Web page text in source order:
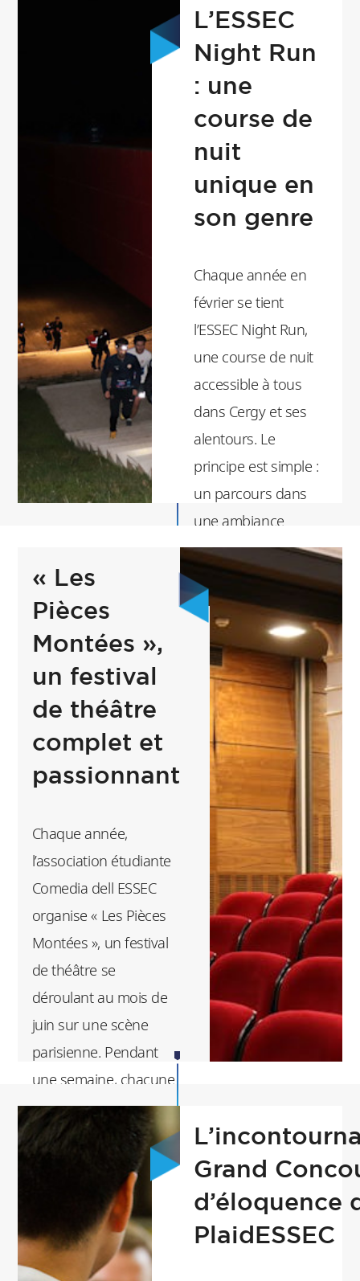
jours, autour de deux
ESSEC valorise les 4
et festif autour des
valeurs véhiculées par
le raid, l’ancrage de
l’ESSEC dans le Val
d’Oise et
l’approfondissement
d’une démarche
responsable et handi-
L’ESSEC
Night Run
: une
course de
nuit
unique en
son genre
Chaque année en
février se tient
l’ESSEC Night Run,
une course de nuit
accessible à tous
dans Cergy et ses
alentours. Le
principe est simple :
un parcours dans
une ambiance
sportive et festive
avec des distances
adaptées à toutes et
tous (8 ou 15 km).
L’ESSEC Night Run a
vocation à accueillir
et rassembler tout le
monde, sportifs
confirmés comme
amateurs. Organisé
par l’association
étudiante Raid
ESSEC, cet
événement s’inscrit
dans une série de
rendez-vous autour
l’association
organise chaque
année.
plus
« Les
Pièces
Montées »,
un festival
de théâtre
complet et
passionnant
Chaque année,
l’association étudiante
Comedia dell ESSEC
organise « Les Pièces
Montées », un festival
de théâtre se
déroulant au mois de
juin sur une scène
parisienne. Pendant
une semaine, chacune
des troupes de
l’association se produit
une dernière fois
devant un jury
d’excellence et un
public où se mêlent
spectateurs réguliers,
Grand
d’éloquence
PlaidESSEC